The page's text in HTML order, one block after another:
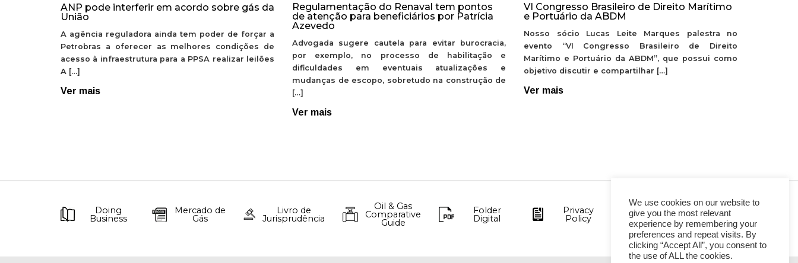
ANP pode interferir em acordo sobre gás da
União
A agência reguladora ainda tem poder de forçar a
Petrobras a oferecer as melhores condições de
acesso à infraestrutura para a PPSA realizar leilões
A […]
Ver mais
Regulamentação do Renaval tem pontos
de atenção para beneficiários por Patrícia
Azevedo
Advogada sugere cautela para evitar burocracia,
por exemplo, no processo de habilitação e
dificuldades em eventuais atualizações e
mudanças de escopo, sobretudo na construção de
[…]
Ver mais
VI Congresso Brasileiro de Direito Marítimo
e Portuário da ABDM
Nosso sócio Lucas Leite Marques palestra no
evento “VI Congresso Brasileiro de Direito
Marítimo e Portuário da ABDM”, que possui como
objetivo discutir e compartilhar […]
Ver mais
Doing
Business
Mercado de
Gás
Livro de
Jurisprudência
Oil & Gas
Comparative
Guide
Folder
Digital
Privacy
Policy
We use cookies on our website to
give you the most relevant
experience by remembering your
preferences and repeat visits. By
clicking “Accept All”, you consent to
the use of ALL the cookies.